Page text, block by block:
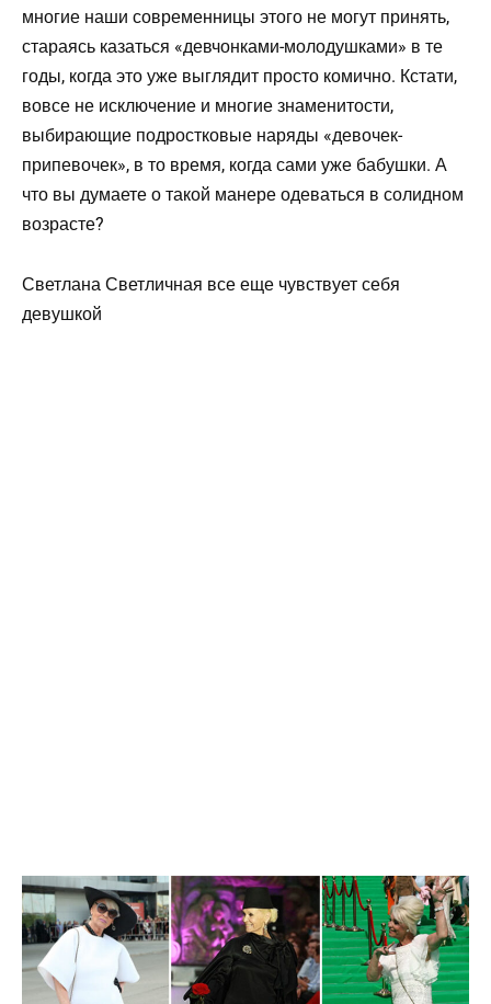
многие наши современницы этого не могут принять,
стараясь казаться «девчонками-молодушками» в те
годы, когда это уже выглядит просто комично. Кстати,
вовсе не исключение и многие знаменитости,
выбирающие подростковые наряды «девочек-
припевочек», в то время, когда сами уже бабушки. А
что вы думаете о такой манере одеваться в солидном
возрасте?
Светлана Светличная все еще чувствует себя
девушкой